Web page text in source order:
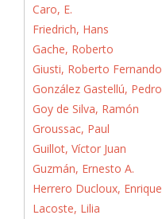
Caro, E.
Friedrich, Hans
Gache, Roberto
Giusti, Roberto Fernando
González Gastellú, Pedro
Goy de Silva, Ramón
Groussac, Paul
Guillot, Víctor Juan
Guzmán, Ernesto A.
Herrero Ducloux, Enrique
Lacoste, Lilia